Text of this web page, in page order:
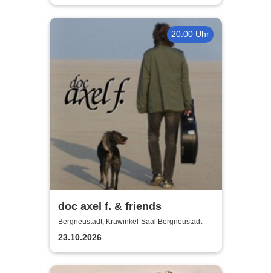
20:00 Uhr
doc axel f. & friends
Bergneustadt, Krawinkel-Saal Bergneustadt
23.10.2026